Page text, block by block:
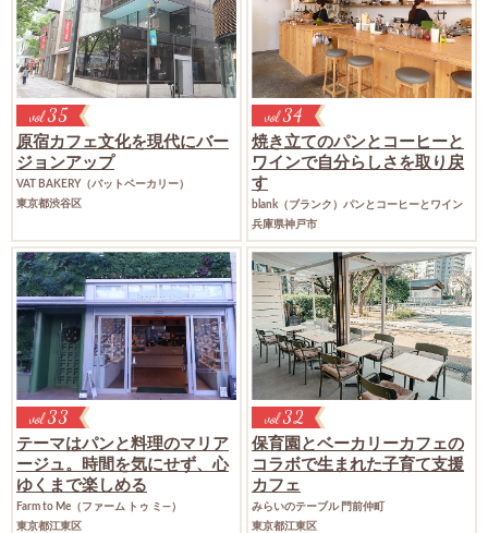
vol35
原宿カフェ文化を現代にバー
ジョンアップ
VAT BAKERY（バットベーカリー）
東京都渋谷区
vol34
焼き立てのパンとコーヒーと
ワインで自分らしさを取り戻
す
blank（ブランク）パンとコーヒーとワイン
兵庫県神戸市
vol33
テーマはパンと料理のマリア
ージュ。
時間を気にせず、心
ゆくまで楽しめる
Farm to Me（ファーム トゥ ミ―）
東京都江東区
vol32
保育園とベーカリーカフェの
コラボで生まれた子育て支援
カフェ
みらいのテーブル 門前仲町
東京都江東区